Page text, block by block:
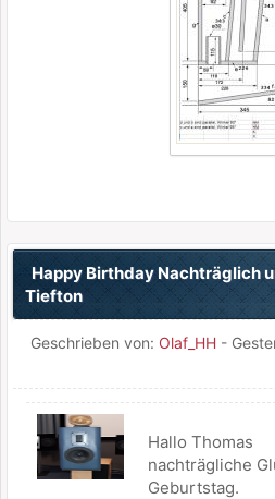
Happy Birthday Nachträglich
Tiefton
Geschrieben von: Olaf_HH -
Hallo Thomas
nachträgliche
Geburtstag.